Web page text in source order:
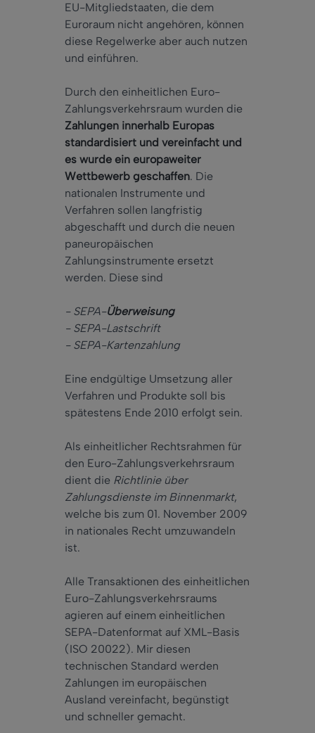
EU-Mitgliedstaaten, die dem
Euroraum nicht angehören, können
diese Regelwerke aber auch nutzen
und einführen.
Durch den einheitlichen Euro-
Zahlungsverkehrsraum wurden die
Zahlungen innerhalb Europas
standardisiert und vereinfacht und
es wurde ein europaweiter
Wettbewerb geschaffen. Die
nationalen Instrumente und
Verfahren sollen langfristig
abgeschafft und durch die neuen
paneuropäischen
Zahlungsinstrumente ersetzt
werden. Diese sind
- SEPA-Überweisung
- SEPA-Lastschrift
- SEPA-Kartenzahlung
Eine endgültige Umsetzung aller
Verfahren und Produkte soll bis
spätestens Ende 2010 erfolgt sein.
Als einheitlicher Rechtsrahmen für
den Euro-Zahlungsverkehrsraum
dient die Richtlinie über
Zahlungsdienste im Binnenmarkt,
welche bis zum 01. November 2009
in nationales Recht umzuwandeln
ist.
Alle Transaktionen des einheitlichen
Euro-Zahlungsverkehrsraums
agieren auf einem einheitlichen
SEPA-Datenformat auf XML-Basis
(ISO 20022). Mir diesen
technischen Standard werden
Zahlungen im europäischen
Ausland vereinfacht, begünstigt
und schneller gemacht.